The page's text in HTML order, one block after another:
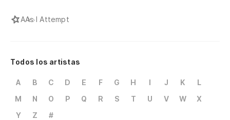
AAs I Attempt
Todos los artistas
A B C D E F G H I J K
L
M
N O P Q R S T U V W
X
Y
Z #